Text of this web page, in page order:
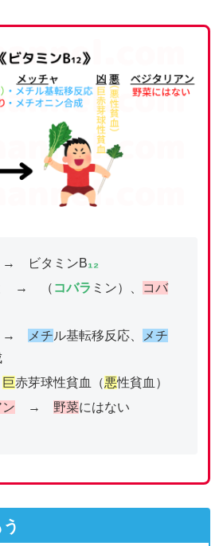
ビタミンB₁₂
→ （ コバラ ミン）、
コバ
→ メチル基転移反応、
メチ
巨赤芽球性貧血（悪性貧血）
→ 野菜にはない